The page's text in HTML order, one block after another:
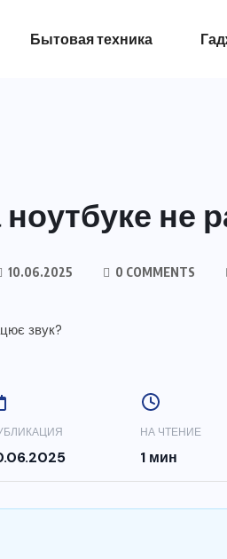
Бытовая техника
не
10.06.2025 0 COMMENTS
НА ЧТЕНИЕ
1 мин